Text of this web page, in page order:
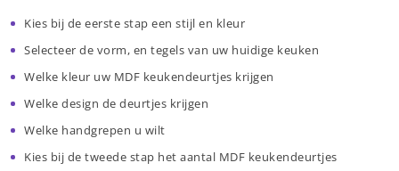
Kies bij de eerste stap een stijl en kleur
Selecteer de vorm, en tegels van uw huidige keuken
Welke kleur uw MDF keukendeurtjes krijgen
Welke design de deurtjes krijgen
Welke handgrepen u wilt
Kies bij de tweede stap het aantal MDF keukendeurtjes